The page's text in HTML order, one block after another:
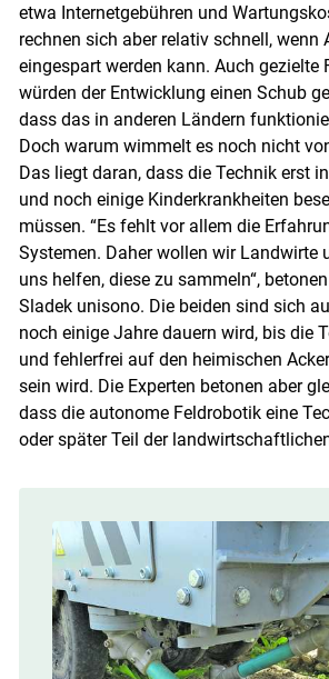
etwa Internetgebühren und
rechnen sich aber relativ schnell, wenn
eingespart werden kann. Auch gezielte
würden der Entwicklung einen Schub
dass das in anderen Ländern
Doch warum wimmelt es noch nicht
Das liegt daran, dass die Technik erst
und noch einige Kinderkrankheiten
müssen. “Es fehlt vor allem die
Systemen. Daher wollen wir Landwirte
uns helfen, diese zu sammeln“,
Sladek unisono. Die beiden sind sich
noch einige Jahre dauern wird, bis die
und fehlerfrei auf den heimischen
sein wird. Die Experten betonen aber
dass die autonome Feldrobotik eine
oder später Teil der